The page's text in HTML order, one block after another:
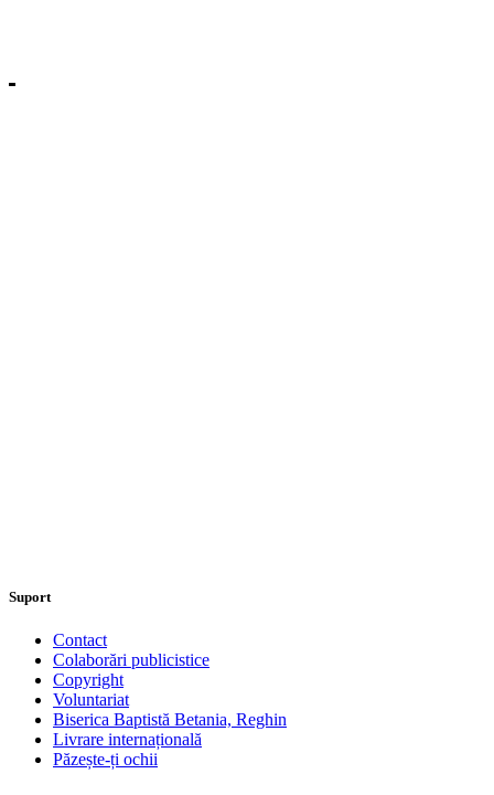
Suport
Contact
Colaborări publicistice
Copyright
Voluntariat
Biserica Baptistă Betania, Reghin
Livrare internațională
Păzește-ți ochii